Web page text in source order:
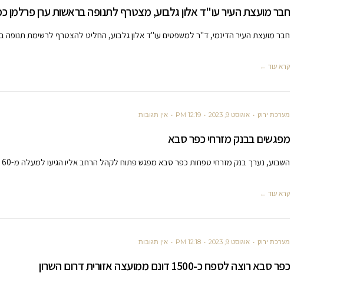
חבר מועצת העיר עו"ד אלון גלבוע, מצטרף לתנופה בראשות ערן פרלמן כמספר 2 ברשימתו //
חבר מועצת העיר הדינמי, ד"ר למשפטים עו"ד אלון גלבוע, החליט להצטרף לרשימת תנופה
קרא עוד ←
מערכת ירוק אוגוסט 9, 2023 12:19 PM אין תגובות
מפגשים בבנק מזרחי כפר סבא
השבוע, נערך בנק מזרחי טפחות כפר סבא מפגש פתוח לקהל הרחב אליו הגיעו למעלה מ-60 אורחים, אשר נהנו מהרצאה מרתקת
קרא עוד ←
מערכת ירוק אוגוסט 9, 2023 12:18 PM אין תגובות
כפר סבא רוצה לספח כ-1500 דונם ממועצה אזורית דרום השרון